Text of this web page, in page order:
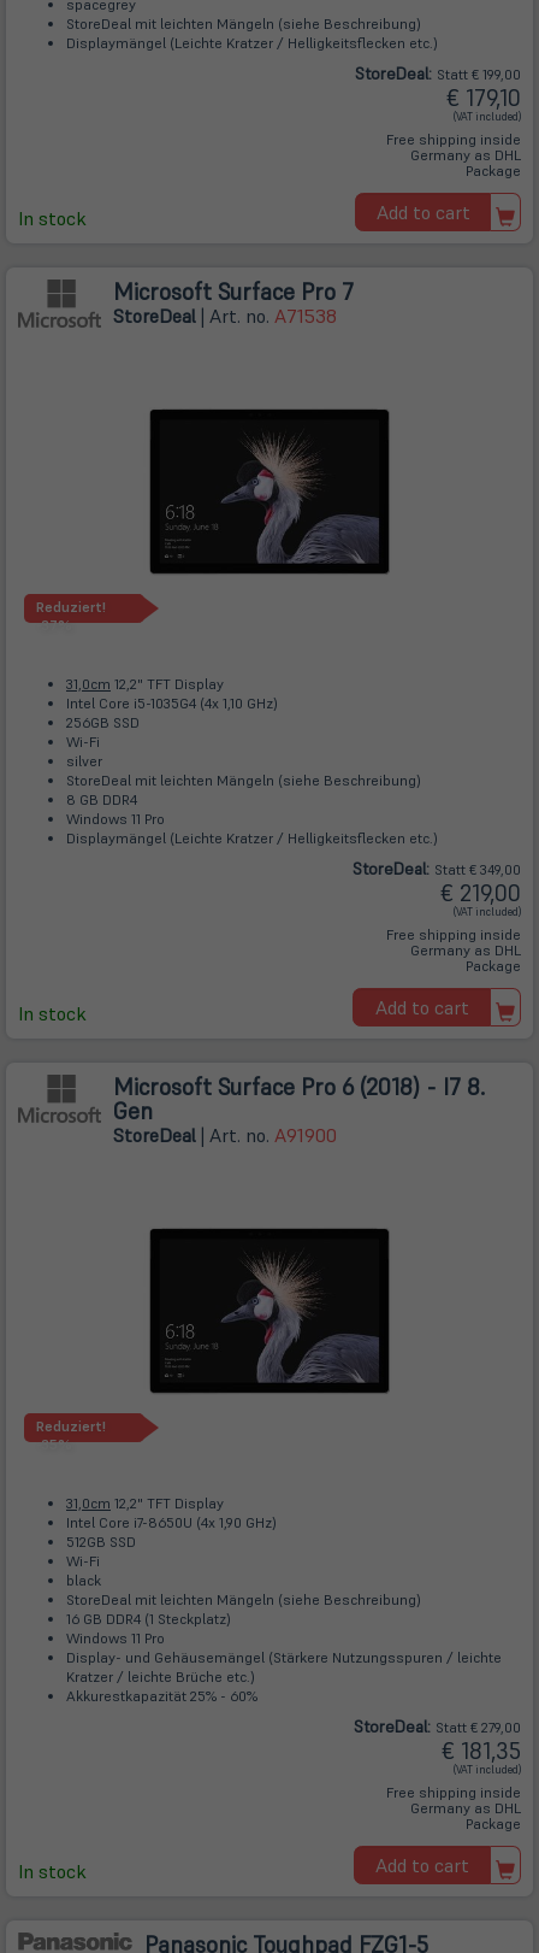
spacegrey
StoreDeal mit leichten Mängeln (siehe Beschreibung)
Displaymängel (Leichte Kratzer / Helligkeitsflecken etc.)
In stock
StoreDeal: Statt € 199,00
€ 179,10
(VAT included)
Free shipping inside
Germany as DHL
Package
Add to cart
Microsoft Surface Pro 7
StoreDeal| Art. no. A71538
Reduziert!
-37%
31,0cm 12,2" TFT Display
Intel Core i5-1035G4 (4x 1,10 GHz)
256GB SSD
Wi-Fi
silver
StoreDeal mit leichten Mängeln (siehe Beschreibung)
8 GB DDR4
Windows 11 Pro
Displaymängel (Leichte Kratzer / Helligkeitsflecken etc.)
In stock
StoreDeal: Statt € 349,00
€ 219,00
(VAT included)
Free shipping inside
Germany as DHL
Package
Add to cart
Microsoft Surface Pro 6 (2018) - I7 8.
Gen
StoreDeal| Art. no. A91900
Reduziert!
-35%
31,0cm 12,2" TFT Display
Intel Core i7-8650U (4x 1,90 GHz)
512GB SSD
Wi-Fi
black
StoreDeal mit leichten Mängeln (siehe Beschreibung)
16 GB DDR4 (1 Steckplatz)
Windows 11 Pro
Display- und Gehäusemängel (Stärkere Nutzungsspuren / leichte
Kratzer / leichte Brüche etc.)
Akkurestkapazität 25% - 60%
In stock
StoreDeal: Statt € 279,00
€ 181,35
(VAT included)
Free shipping inside
Germany as DHL
Package
Add to cart
Panasonic Toughpad FZG1-5